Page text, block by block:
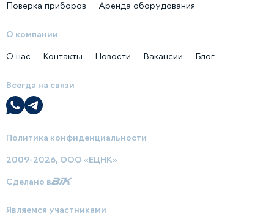
Поверка приборов
Аренда оборудования
О компании
О нас Контакты Новости Вакансии Блог
Всегда на связи
Политика конфиденциальности
2009-2026, ООО «ЕЦНК»
Сделано в
Являемся участниками